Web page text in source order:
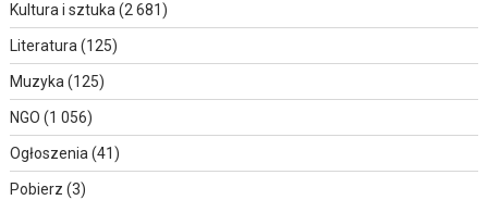
Kultura i sztuka(2 681)
Literatura(125)
Muzyka(125)
NGO (1 056)
Ogłoszenia(41)
Pobierz (3)